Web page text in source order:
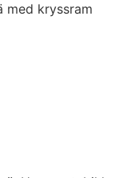
kryssram